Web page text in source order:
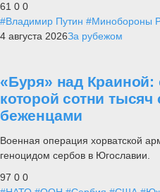
61 0 0
#Владимир Путин #Минобороны
4 августа 2026За рубежом
«Буря» над Краиной:
которой сотни тысяч
беженцами
Военная операция хорватской
геноцидом сербов в Югославии.
97 0 0